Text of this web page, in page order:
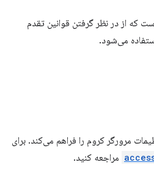
که از در نظر گرفتن قوانین تقدم
می‌شود.
مرورگر کروم را فراهم می‌کند. برای
مراجعه کنید.